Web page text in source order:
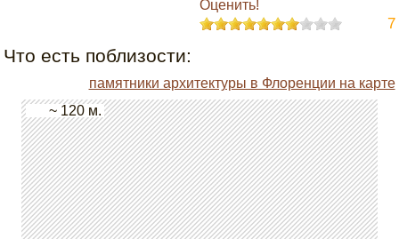
Оценить!
7
Что есть поблизости:
памятники архитектуры в Флоренции на карте
~ 120 м.